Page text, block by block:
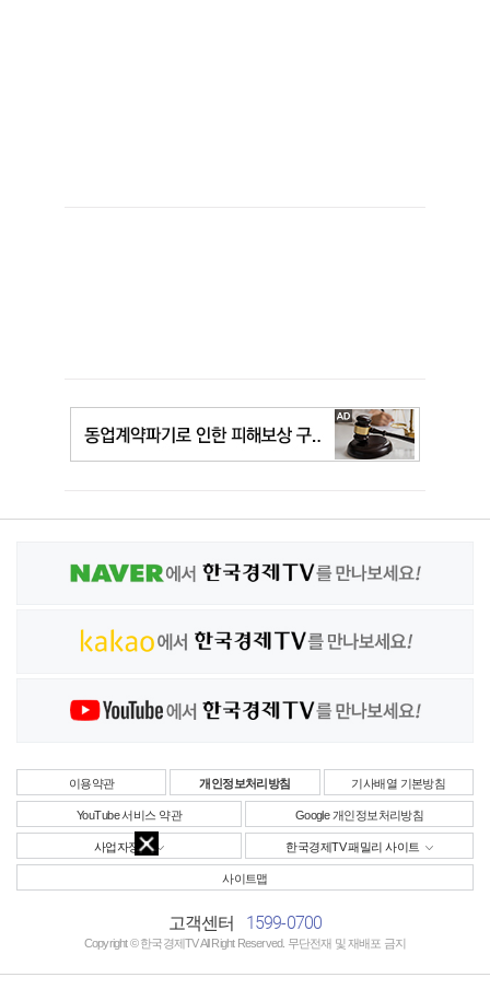
이용약관 개인정보처리방침 기사배열 기본방침
YouTube 서비스 약관 Google 개인정보처리방침
사업자정보 한국경제TV 패밀리 사이트
사이트맵
고객센터 1599-0700
Copyright © 한국경제TV All Right Reserved. 무단전재 및 재배포 금지